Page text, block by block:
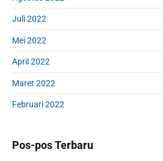
Juli 2022
Mei 2022
April 2022
Maret 2022
Februari 2022
Pos-pos Terbaru